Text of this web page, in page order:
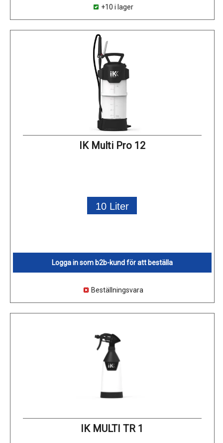
+10 i lager
IK Multi Pro 12
10 Liter
Logga in som b2b-kund för att beställa
Beställningsvara
IK MULTI TR 1